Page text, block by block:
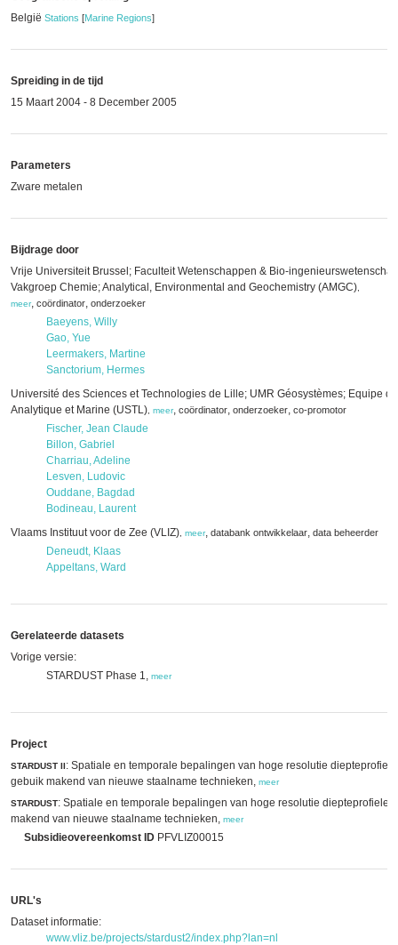
België Stations [Marine Regions]
Spreiding in de tijd
15 Maart 2004 - 8 December 2005
Parameters
Zware metalen
Bijdrage door
Vrije Universiteit Brussel; Faculteit Wetenschappen & Bio-
Vakgroep Chemie; Analytical, Environmental and Geochemistry (AMGC)
meer, coördinator, onderzoeker
Baeyens, Willy
Gao, Yue
Leermakers, Martine
Sanctorium, Hermes
Université des Sciences et Technologies de Lille; UMR Géosystèmes; Equipe
Analytique et Marine (USTL) meer, coördinator, onderzoeker, co-promotor
Fischer, Jean Claude
Billon, Gabriel
Charriau, Adeline
Lesven, Ludovic
Ouddane, Bagdad
Bodineau, Laurent
Vlaams Instituut voor de Zee (VLIZ) meer, databank ontwikkelaar, data beheerder
Deneudt, Klaas
Appeltans, Ward
Gerelateerde datasets
Vorige versie:
STARDUST Phase 1, meer
Project
STARDUST II: Spatiale en temporale bepalingen van hoge resolutie
gebuik makend van nieuwe staalname technieken, meer
STARDUST: Spatiale en temporale bepalingen van hoge resolutie
makend van nieuwe staalname technieken, meer
Subsidieovereenkomst ID PFVLIZ00015
URL's
Dataset informatie:
www.vliz.be/projects/stardust2/index.php?lan=nl